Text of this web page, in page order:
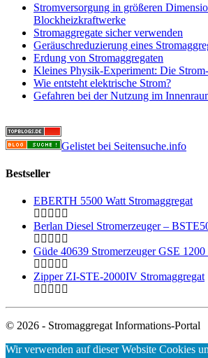
Stromversorgung in größeren
Blockheizkraftwerke
Stromaggregate sicher verwenden
Geräuschreduzierung eines
Erdung von Stromaggregaten
Kleines Physik-Experiment: Die
Wie entsteht elektrische Strom?
Gefahren bei der Nutzung im
Gelistet bei Seitensuche.info
Bestseller
EBERTH 5500 Watt Stromaggregat
Berlan Diesel Stromerzeuger –
Güde 40639 Stromerzeuger GSE
Zipper ZI-STE-2000IV Stromaggregat
© 2026 - Stromaggregat Informations-Portal
Wir verwenden auf dieser Website Cookies